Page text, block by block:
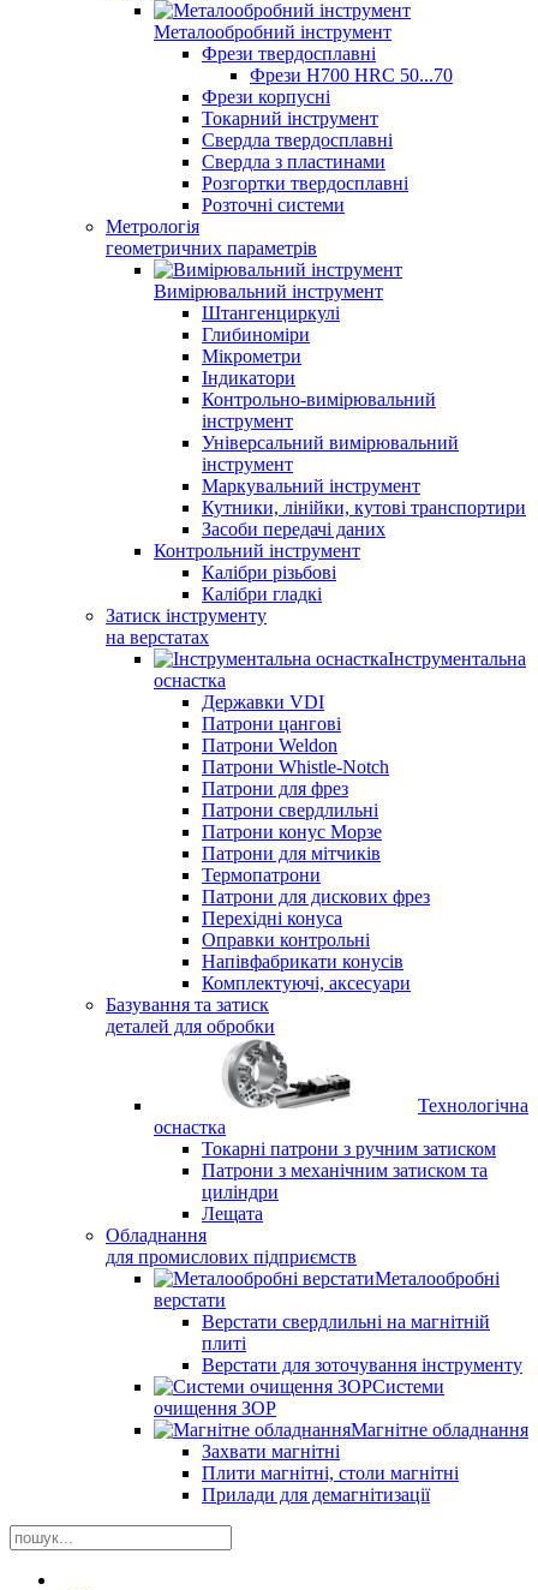
Металообробний інструмент
Фрези твердосплавні
Фрези H700 HRC 50...70
Фрези корпусні
Токарний інструмент
Свердла твердосплавні
Свердла з пластинами
Розгортки твердосплавні
Розточні системи
Метрологія
геометричних параметрів
Вимірювальний інструмент
Штангенциркулі
Глибиноміри
Мікрометри
Індикатори
Контрольно-вимірювальний
інструмент
Універсальний вимірювальний
інструмент
Маркувальний інструмент
Кутники, лінійки, кутові транспортири
Засоби передачі даних
Контрольний інструмент
Калібри різьбові
Калібри гладкі
Затиск інструменту
на верстатах
Інструментальна
оснастка
Державки VDI
Патрони цангові
Патрони Weldon
Патрони Whistle-Notch
Патрони для фрез
Патрони свердлильні
Патрони конус Морзе
Патрони для мітчиків
Термопатрони
Патрони для дискових фрез
Перехідні конуса
Оправки контрольні
Напівфабрикати конусів
Комплектуючі, аксесуари
Базування та затиск
деталей для обробки
Технологічна
оснастка
Токарні патрони з ручним затиском
Патрони з механічним затиском та
циліндри
Лещата
Обладнання
для промислових підприємств
Металообробні
верстати
Верстати свердлильні на магнітній
плиті
Верстати для зоточування інструменту
Системи
очищення ЗОР
Магнітне обладнання
Захвати магнітні
Плити магнітні, столи магнітні
Прилади для демагнітизації